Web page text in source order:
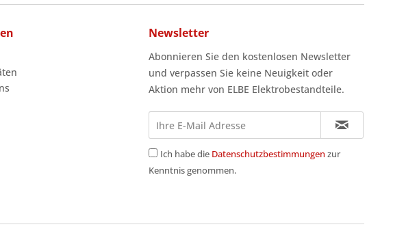
Newsletter
Abonnieren Sie den kostenlosen Newsletter
und verpassen Sie keine Neuigkeit oder
Aktion mehr von ELBE Elektrobestandteile.
Ich habe die Datenschutzbestimmungen zur
Kenntnis genommen.